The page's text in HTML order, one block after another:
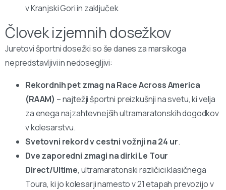
v Kranjski Gori in zaključek
Človek izjemnih dosežkov
Juretovi športni dosežki so še danes za marsikoga
nepredstavljivi in nedosegljivi:
Rekordnih pet zmag na Race Across America
(RAAM) – najtežji športni preizkušnji na svetu, ki velja
za enega najzahtevnejših ultramaratonskih dogodkov
v kolesarstvu.
Svetovni rekord v cestni vožnji na 24 ur.
Dve zaporedni zmagi na dirki Le Tour
Direct/Ultime, ultramaratonski različici klasičnega
Toura, ki jo kolesarji namesto v 21 etapah prevozijo v